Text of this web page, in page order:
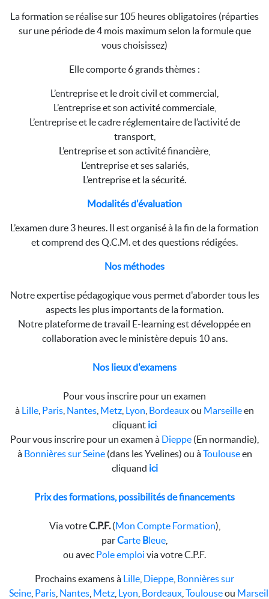
La formation se réalise sur 105 heures obligatoires (réparties
sur une période de 4 mois maximum selon la formule que
vous choisissez)
Elle comporte 6 grands thèmes :
L’entreprise et le droit civil et commercial,
L’entreprise et son activité commerciale,
L’entreprise et le cadre réglementaire de l’activité de
transport,
L’entreprise et son activité financière,
L’entreprise et ses salariés,
L’entreprise et la sécurité.
Modalités d'évaluation
L’examen dure 3 heures. Il est organisé à la fin de la formation
et comprend des Q.C.M. et des questions rédigées.
Nos méthodes
Notre expertise pédagogique vous permet d'aborder tous les
aspects les plus importants de la formation.
Notre plateforme de travail E-learning est développée en
collaboration avec le ministère depuis 10 ans.
Nos lieux d'examens
Pour vous inscrire pour un examen
à Lille Paris Nantes Metz Lyon Bordeauxou Marseilleen
cliquant ici
Pour vous inscrire pour un examen à Dieppe (En normandie),
à Bonnières sur Seine(dans les Yvelines) ou àToulouseen
cliquand ici
Prix des formations, possibilités de financements
Via votreC.P.F.(Mon Compte Formation),
parCarte Bleue
ou avec Pole emploi via votre C.P.F.
Prochains examens à Lille Dieppe Bonnières sur
Seine Paris Nantes Metz Lyon Bordeaux Toulouseou